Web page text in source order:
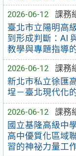
2026-06-12
課務
臺北市立陽明高
到形成判斷：AI
教學與專題指導
2026-06-12
課務
新北市私立徐匯
埕－臺北現代化
2026-06-12
課務
國立基隆高級中
高中優質化區域
習的神祕力量工